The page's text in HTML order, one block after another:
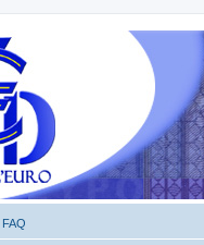
FAQ